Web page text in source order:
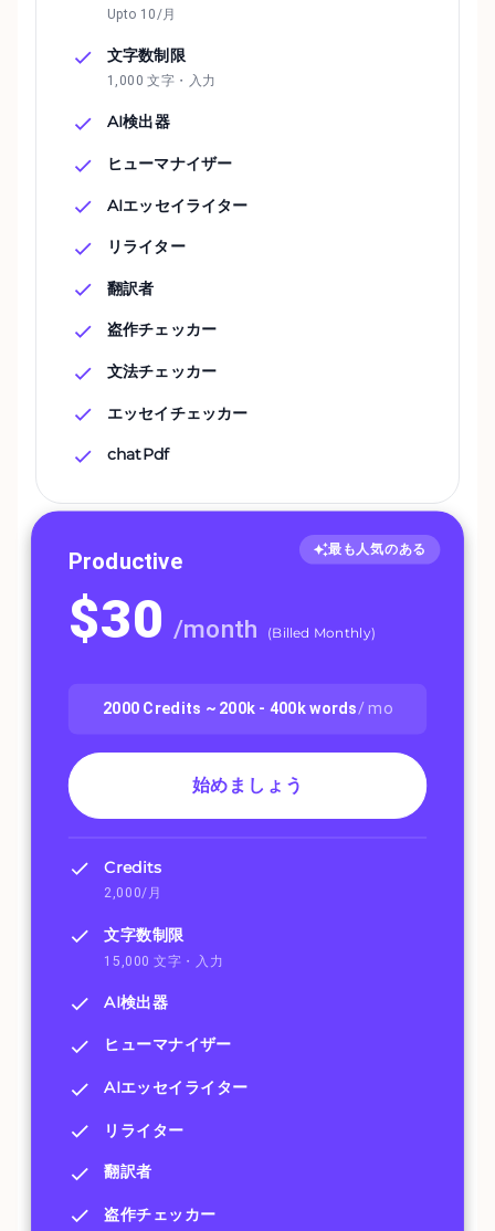
Upto 10/月
文字数制限
1,000 文字・入力
AI検出器
ヒューマナイザー
AIエッセイライター
リライター
翻訳者
盗作チェッカー
文法チェッカー
エッセイチェッカー
chatPdf
最も人気のある
Productive
$30 /month (Billed Monthly)
2000 Credits ~ 200k - 400kwords/ mo
始めましょう
Credits
2,000/月
文字数制限
15,000 文字・入力
AI検出器
ヒューマナイザー
AIエッセイライター
リライター
翻訳者
盗作チェッカー